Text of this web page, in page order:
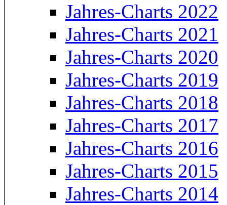
Jahres-Charts 2022
Jahres-Charts 2021
Jahres-Charts 2020
Jahres-Charts 2019
Jahres-Charts 2018
Jahres-Charts 2017
Jahres-Charts 2016
Jahres-Charts 2015
Jahres-Charts 2014